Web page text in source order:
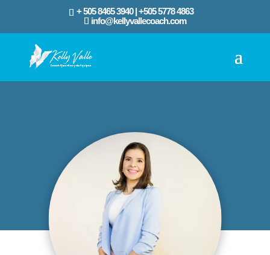
+ 505 8465 3940 | ‪+505 5778 4863‬
info@kellyvallecoach.com